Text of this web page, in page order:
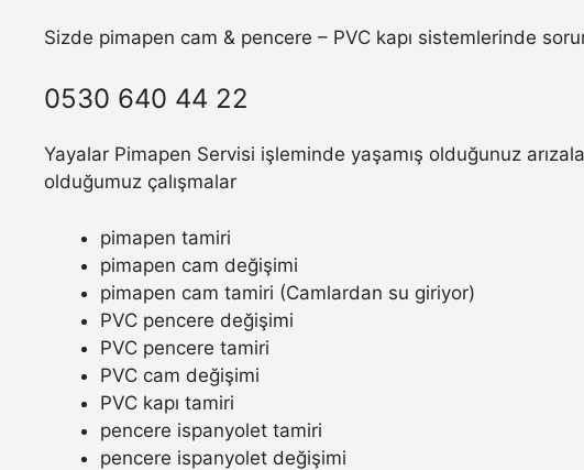
Sizde pimapen cam & pencere – PVC kapı sistemlerinde
0530 640 44 22
Yayalar Pimapen Servisi işleminde yaşamış olduğunuz
olduğumuz çalışmalar
pimapen tamiri
pimapen cam değişimi
pimapen cam tamiri (Camlardan su giriyor)
PVC pencere değişimi
PVC pencere tamiri
PVC cam değişimi
PVC kapı tamiri
pencere ispanyolet tamiri
pencere ispanyolet değişimi